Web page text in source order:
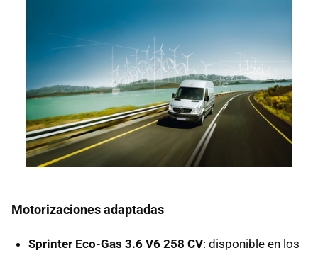
Motorizaciones adaptadas
Sprinter Eco-Gas 3.6 V6 258 CV: disponible en los